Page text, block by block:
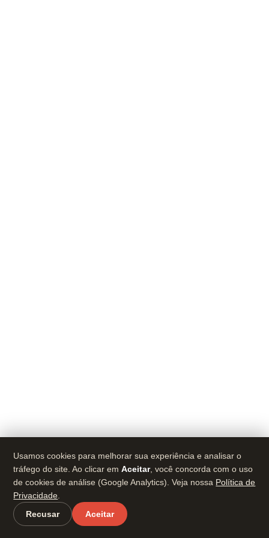
Usamos cookies para melhorar sua experiência e analisar o
tráfego do site. Ao clicar emAceitar, você concorda com o uso
de cookies de análise (Google Analytics). Veja nossa Política de
Privacidade
Recusar
Aceitar